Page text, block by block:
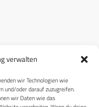
verwalten
wir Technologien wie
und/oder darauf zuzugreifen.
wir Daten wie das